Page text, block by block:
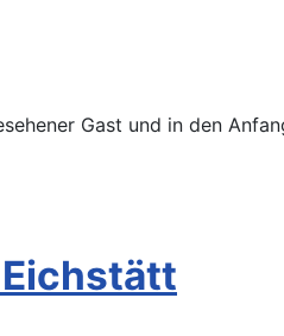
Gast und in den